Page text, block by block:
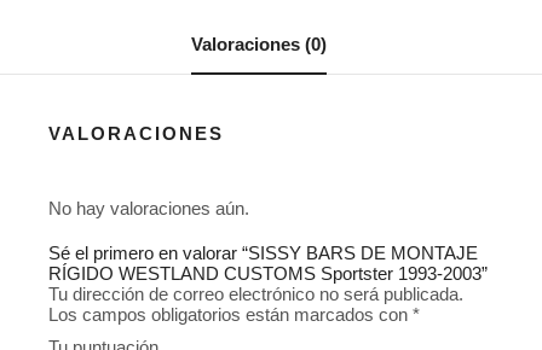
Valoraciones (0)
VALORACIONES
No hay valoraciones aún.
Sé el primero en valorar “SISSY BARS DE MONTAJE
RÍGIDO WESTLAND CUSTOMS Sportster 1993-2003”
Tu dirección de correo electrónico no será publicada.
Los campos obligatorios están marcados con *